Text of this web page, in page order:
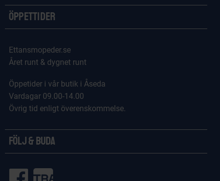
Öppettider
Ettansmopeder.se
Året runt & dygnet runt
Öppetider i vår butik i Åseda
Vardagar 09.00-14.00
Övrig tid enligt överenskommelse.
Följ & Buda